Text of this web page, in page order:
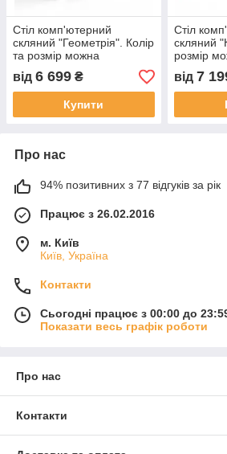
Стіл комп'ютерний
скляний "Геометрія". Колір
та розмір можна
Можливий фотодрук та
матування
від 6 699 ₴
Купити
Стіл
скляний
розмір
від 7
Про нас
94% позитивних з 77 відгуків за рік
Працює з 26.02.2016
м. Київ
Київ, Україна
Контакти
Сьогодні працює з 00:00 до
Показати весь графік роботи
Про нас
Контакти